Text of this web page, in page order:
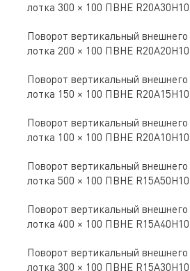
лотка 300 × 100 ПВНЕ R20A30H10
Поворот вертикальный
лотка 200 × 100 ПВНЕ R20A20H10
Поворот вертикальный
лотка 150 × 100 ПВНЕ R20A15H10
Поворот вертикальный
лотка 100 × 100 ПВНЕ R20A10H10
Поворот вертикальный
лотка 500 × 100 ПВНЕ R15A50H10
Поворот вертикальный
лотка 400 × 100 ПВНЕ R15A40H10
Поворот вертикальный
лотка 300 × 100 ПВНЕ R15A30H10